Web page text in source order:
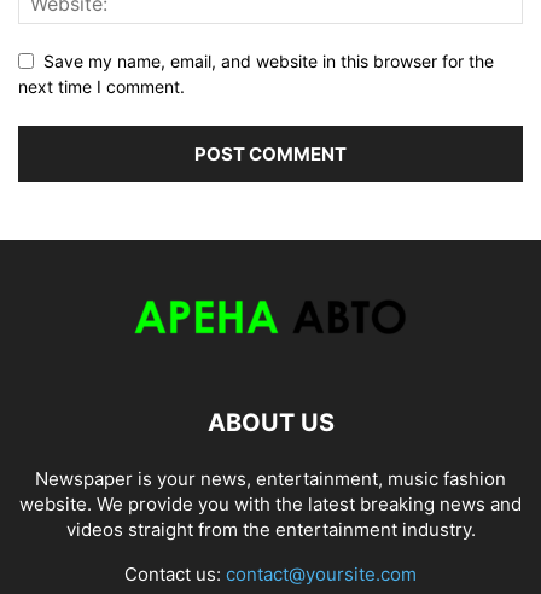
Save my name, email, and website in this browser for the
next time I comment.
ABOUT US
Newspaper is your news, entertainment, music fashion
website. We provide you with the latest breaking news and
videos straight from the entertainment industry.
Contact us: contact@yoursite.com